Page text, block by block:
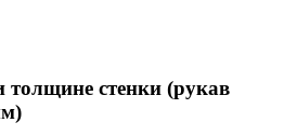
толщине стенки (рукав